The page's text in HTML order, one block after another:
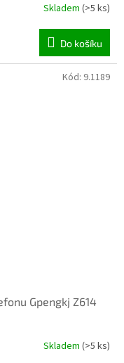
Skladem (>5 ks)
Do košíku
Gpengkj Z614
Skladem (>5 ks)
Kód: 9.1189